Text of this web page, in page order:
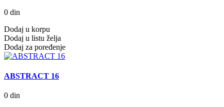
0 din
Dodaj u korpu
Dodaj u listu želja
Dodaj za poređenje
ABSTRACT 16
0 din